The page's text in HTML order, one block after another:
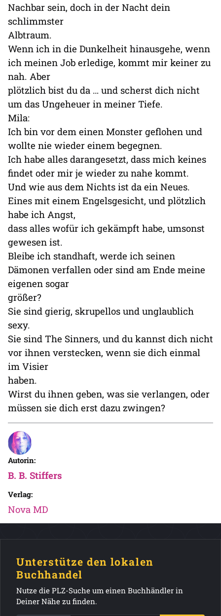
Nachbar sein, doch in der Nacht dein
schlimmster
Albtraum.
Wenn ich in die Dunkelheit hinausgehe, wenn
ich meinen Job erledige, kommt mir keiner zu
nah. Aber
plötzlich bist du da … und scherst dich nicht
um das Ungeheuer in meiner Tiefe.
Mila:
Ich bin vor dem einen Monster geflohen und
wollte nie wieder einem begegnen.
Ich habe alles darangesetzt, dass mich keines
findet oder mir je wieder zu nahe kommt.
Und wie aus dem Nichts ist da ein Neues.
Eines mit einem Engelsgesicht, und plötzlich
habe ich Angst,
dass alles wofür ich gekämpft habe, umsonst
gewesen ist.
Bleibe ich standhaft, werde ich seinen
Dämonen verfallen oder sind am Ende meine
eigenen sogar
größer?
Sie sind gierig, skrupellos und unglaublich
sexy.
Sie sind The Sinners, und du kannst dich nicht
vor ihnen verstecken, wenn sie dich einmal
im Visier
haben.
Wirst du ihnen geben, was sie verlangen, oder
müssen sie dich erst dazu zwingen?
Autorin:
B. B. Stiffers
Verlag:
Nova MD
Unterstütze den lokalen
Buchhandel
Nutze die PLZ-Suche um einen Buchhändler in
Deiner Nähe zu finden.